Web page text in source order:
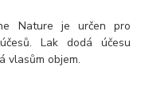
Nature je určen pro
Lak dodá účesu
vlasům objem.